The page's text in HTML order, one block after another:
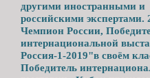
другими иностранными и
российскими
Чемпион России,
интернациональной
Россия-1-2019"в своём
Победитель